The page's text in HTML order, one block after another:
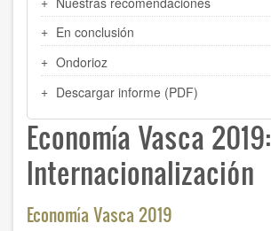
En conclusión
Ondorioz
Descargar informe (PDF)
Economía Vasca 2019:
Internacionalización
Economía Vasca 2019